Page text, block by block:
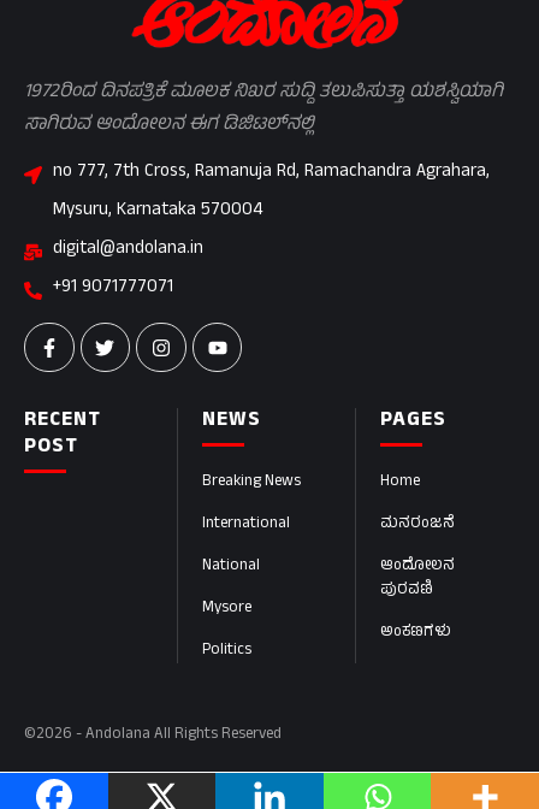
PAGES
Home
ಮನರಂಜನೆ
ಆಂದೋಲನ
ಪುರವಣಿ
ಅಂಕಣಗಳು
NEWS
Breaking News
International
National
Mysore
Politics
RECENT
POST
1972ರಿಂದ ದಿನಪತ್ರಿಕೆ ಮೂಲಕ ನಿಖರ ಸುದ್ದಿ ತಲುಪಿಸುತ್ತಾ ಯಶಸ್ವಿಯಾಗಿ
ಸಾಗಿರುವ ಆಂದೋಲನ ಈಗ ಡಿಜಿಟಲ್‌ನಲ್ಲಿ
no 777, 7th Cross, Ramanuja Rd, Ramachandra Agrahara,
Mysuru, Karnataka 570004
digital@andolana.in
+91 9071777071
©2026 - Andolana All Rights Reserved